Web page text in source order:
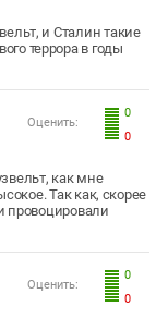
и Сталин такие
террора в годы
0
0
Оценить:
как мне
Так как, скорее
провоцировали
0
0
Оценить: